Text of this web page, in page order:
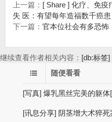
上一篇： [ Share ] 化疗、免疫
失 医：有望每年造福数千癌患
下一篇： 官本位社会有多恐怖
继续查看作者相关内容： [db:标签]
随便看看
[写真] 爆乳黑丝完美的躯体
[讯息分享] 阴茎增大术猝